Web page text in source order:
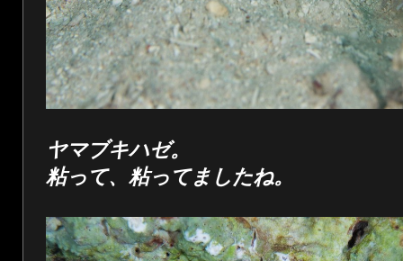
ヤマブキハゼ。
粘って、粘ってましたね。